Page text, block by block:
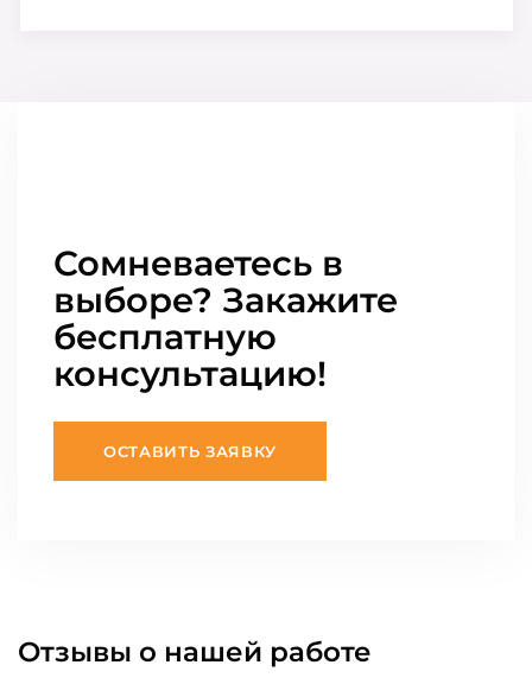
Сомневаетесь в
выборе? Закажите
бесплатную
консультацию!
ОСТАВИТЬ ЗАЯВКУ
Отзывы о нашей работе